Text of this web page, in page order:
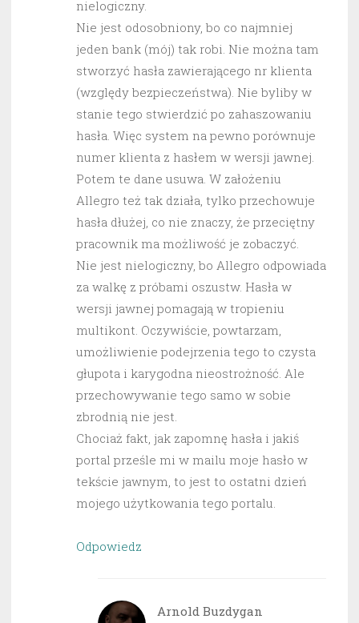
nielogiczny.
Nie jest odosobniony, bo co najmniej
jeden bank (mój) tak robi. Nie można tam
stworzyć hasła zawierającego nr klienta
(względy bezpieczeństwa). Nie byliby w
stanie tego stwierdzić po zahaszowaniu
hasła. Więc system na pewno porównuje
numer klienta z hasłem w wersji jawnej.
Potem te dane usuwa. W założeniu
Allegro też tak działa, tylko przechowuje
hasła dłużej, co nie znaczy, że przeciętny
pracownik ma możliwość je zobaczyć.
Nie jest nielogiczny, bo Allegro odpowiada
za walkę z próbami oszustw. Hasła w
wersji jawnej pomagają w tropieniu
multikont. Oczywiście, powtarzam,
umożliwienie podejrzenia tego to czysta
głupota i karygodna nieostrożność. Ale
przechowywanie tego samo w sobie
zbrodnią nie jest.
Chociaż fakt, jak zapomnę hasła i jakiś
portal prześle mi w mailu moje hasło w
tekście jawnym, to jest to ostatni dzień
mojego użytkowania tego portalu.
Odpowiedz
Arnold Buzdygan